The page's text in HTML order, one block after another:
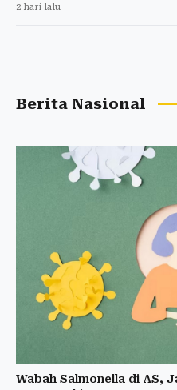
2 hari lalu
Berita Nasional
Wabah Salmonella di AS,